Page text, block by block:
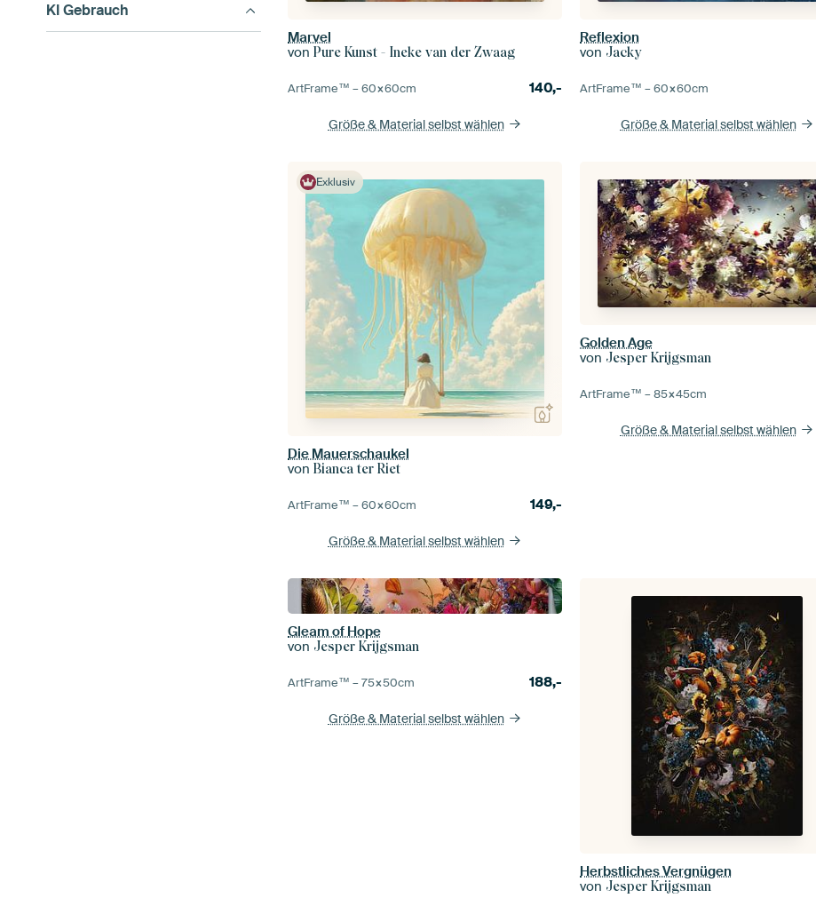
KI Gebrauch
Marvel
vonPure Kunst - Ineke van der Zwaag
ArtFrame™ –60×60cm 140,-
Größe & Material selbst wählen
Reflexion
von Jacky
ArtFrame™ –60×60cm
Größe & Material selbst wählen
Exklusiv
Die Mauerschaukel
vonBianca ter Riet
ArtFrame™ –60×60cm 149,-
Größe & Material selbst wählen
Golden Age
von Jesper Krijgsman
ArtFrame™ –85×45cm
Größe & Material selbst wählen
Gleam of Hope
von Jesper Krijgsman
ArtFrame™ –75×50cm 188,-
Größe & Material selbst wählen
Herbstliches Vergnügen
von Jesper Krijgsman